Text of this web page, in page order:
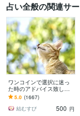
占い全般の関連サ
ワンコインで選択に迷っ
た時のアドバイス致しま
す どちらを選べば良いか
迷った時の道しるべとな
れますように!
5.0 (1667)
結むすび
500 円